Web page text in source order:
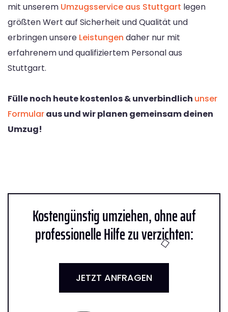
mit unserem Umzugsservice aus Stuttgart legen
größten Wert auf Sicherheit und Qualität und
erbringen unsere Leistungen daher nur mit
erfahrenem und qualifiziertem Personal aus
Stuttgart.
Fülle noch heute kostenlos & unverbindlich unser
Formularaus und wir planen gemeinsam deinen
Umzug!
Kostengünstig umziehen, ohne auf
professionelle Hilfe zu verzichten:
JETZT ANFRAGEN